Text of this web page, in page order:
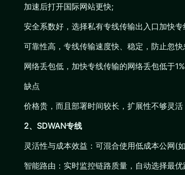
加速后打开国际网站更快;
安全系数好，选择私有专线传输出入口加快专
可靠性高，专线传输速度快、稳定，防止忽快
网络丢包低，加快专线传输的网络丢包低于
缺点
价格贵，而且部署时间较长，扩展性不够灵
2、SDWAN专线
灵活性与成本效益：可混合使用低成本公网(
智能路由：实时监控链路质量，自动选择最